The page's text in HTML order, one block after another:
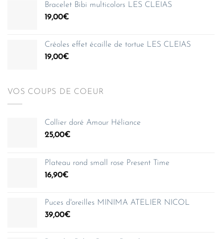
35,00€
Bracelet Bibi multicolors LES CLEIAS
19,00€
Créoles effet écaille de tortue LES CLEIAS
19,00€
VOS COUPS DE COEUR
Collier doré Amour Héliance
25,00€
Plateau rond small rose Present Time
16,90€
Puces d'oreilles MINIMA ATELIER NICOL
39,00€